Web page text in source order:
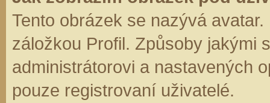
Tento obrázek se nazývá
záložkou Profil. Způsoby jakými
administrátorovi a nastavených
pouze registrovaní uživatelé.